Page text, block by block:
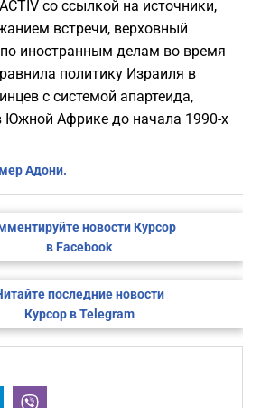
со ссылкой на источники,
встречи, верховный
иностранным делам во время
политику Израиля в
с системой апартеида,
Южной Африке до начала 1990-х
Адони.
новости Курсор
в Facebook
последние новости
Курсор в Telegram
Telegram